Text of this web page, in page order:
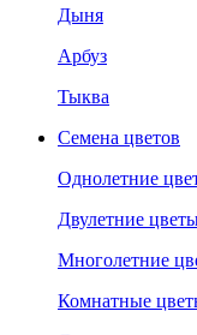
Дыня
Арбуз
Тыква
Семена цветов
Однолетние
Двулетние
Многолетние
Комнатные